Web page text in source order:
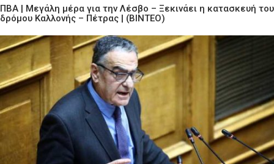
ΠΒΑ | Μεγάλη μέρα για την Λέσβο – Ξεκινάει η κατασκευή του
δρόμου Καλλονής – Πέτρας | (ΒΙΝΤΕΟ)